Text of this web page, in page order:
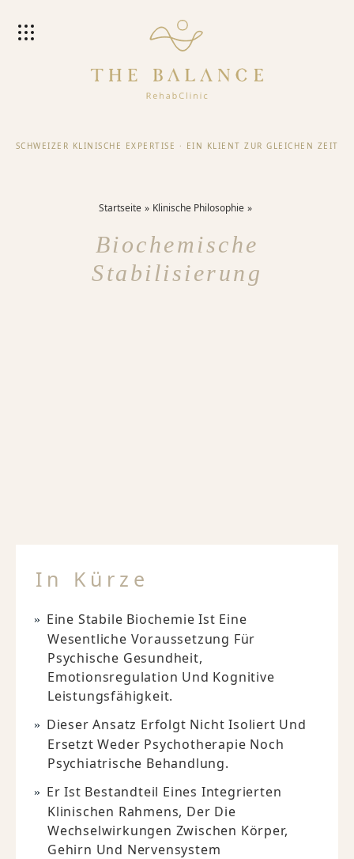
SCHWEIZER KLINISCHE EXPERTISE · EIN KLIENT ZUR GLEICHEN ZEIT
Startseite Klinische Philosophie
Biochemische
Stabilisierung
In Kürze
Eine Stabile Biochemie Ist Eine
Wesentliche Voraussetzung Für
Psychische Gesundheit,
Emotionsregulation Und Kognitive
Leistungsfähigkeit.
Dieser Ansatz Erfolgt Nicht Isoliert Und
Ersetzt Weder Psychotherapie Noch
Psychiatrische Behandlung.
Er Ist Bestandteil Eines Integrierten
Klinischen Rahmens, Der Die
Wechselwirkungen Zwischen Körper,
Gehirn Und Nervensystem